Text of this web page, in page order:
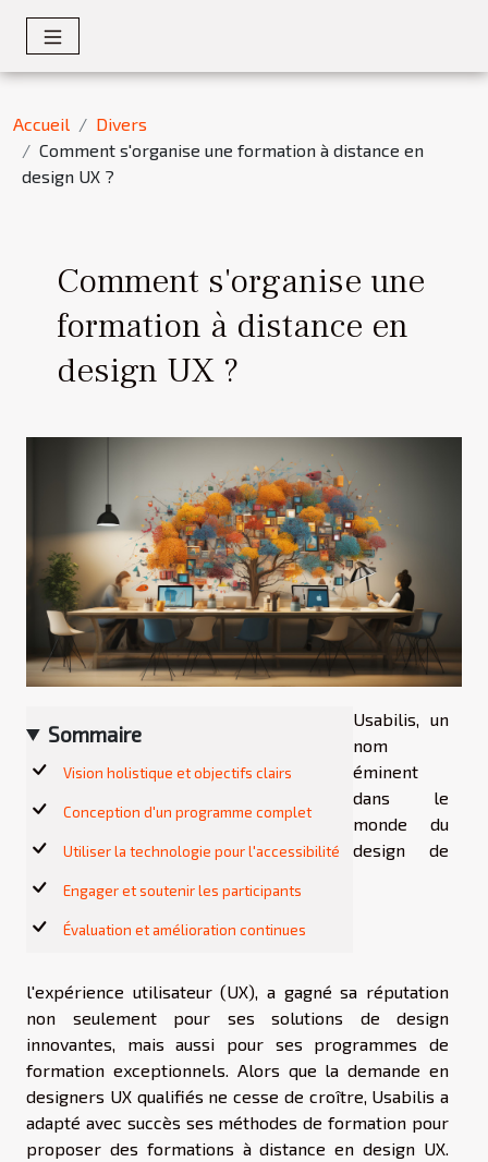
Accueil
Divers
Comment s'organise une formation à distance en
design UX ?
Comment s'organise une
formation à distance en
design UX ?
Sommaire
Vision holistique et objectifs clairs
Conception d'un programme complet
Utiliser la technologie pour l'accessibilité
Engager et soutenir les participants
Évaluation et amélioration continues
Usabilis, un
nom
éminent
dans le
monde du
design de
l'expérience utilisateur (UX), a gagné sa réputation
non seulement pour ses solutions de design
innovantes, mais aussi pour ses programmes de
formation exceptionnels. Alors que la demande en
designers UX qualifiés ne cesse de croître, Usabilis a
adapté avec succès ses méthodes de formation pour
proposer des formations à distance en design UX.